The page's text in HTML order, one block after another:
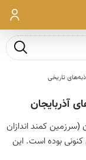
ورود
جست و
تاریخی
آذربایجان
کمند اندازان
بوده است. این